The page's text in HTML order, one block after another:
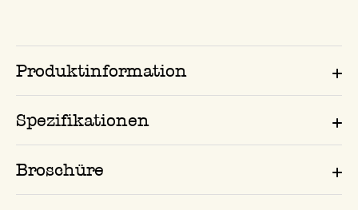
Produktinformation
Spezifikationen
Broschüre